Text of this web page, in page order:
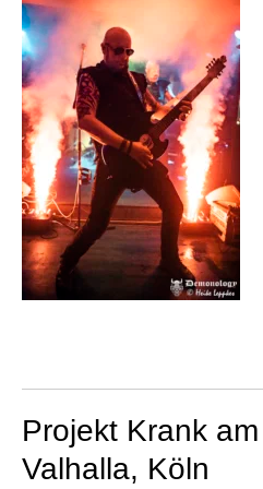
Projekt Krank
Valhalla, Köln